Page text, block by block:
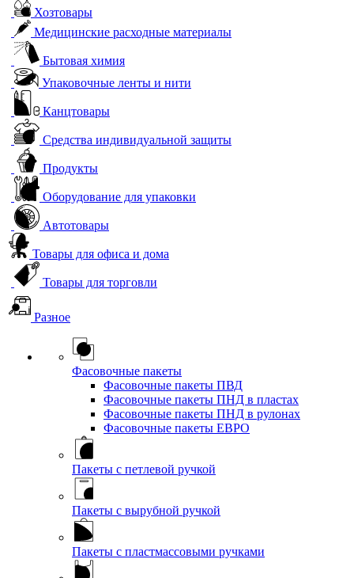
Хозтовары
Медицинские расходные материалы
Бытовая химия
Упаковочные ленты и нити
Канцтовары
Средства индивидуальной защиты
Продукты
Оборудование для упаковки
Автотовары
Товары для офиса и дома
Товары для торговли
Разное
Фасовочные пакеты
Фасовочные пакеты ПВД
Фасовочные пакеты ПНД в пластах
Фасовочные пакеты ПНД в рулонах
Фасовочные пакеты ЕВРО
Пакеты с петлевой ручкой
Пакеты с вырубной ручкой
Пакеты с пластмассовыми ручками